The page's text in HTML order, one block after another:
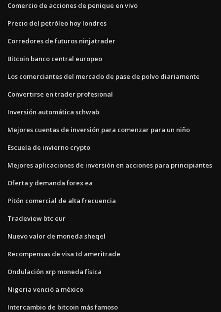
Comercio de acciones de penique en vivo
Precio del petróleo hoy londres
Corredores de futuros ninjatrader
Bitcoin banco central europeo
Los comerciantes del mercado de pase de polvo diariamente
Convertirse en trader profesional
Inversión automática schwab
Mejores cuentas de inversión para comenzar para un niño
Escuela de invierno crypto
Mejores aplicaciones de inversión en acciones para principiantes
Oferta y demanda forex ea
Pitón comercial de alta frecuencia
Tradeview btc eur
Nuevo valor de moneda sheqel
Recompensas de visa td ameritrade
Ondulación xrp moneda física
Nigeria venció a méxico
Intercambio de bitcoin más famoso